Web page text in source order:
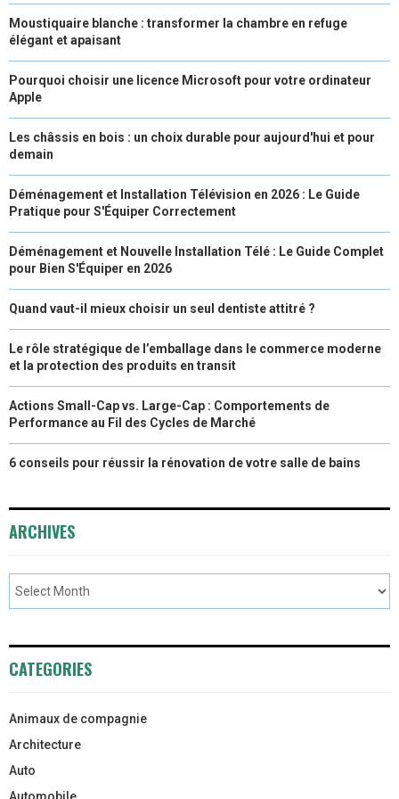
)
Moustiquaire blanche : transformer la chambre en refuge
élégant et apaisant
Pourquoi choisir une licence Microsoft pour votre ordinateur
Apple
Les châssis en bois : un choix durable pour aujourd'hui et pour
demain
Déménagement et Installation Télévision en 2026 : Le Guide
Pratique pour S'Équiper Correctement
Déménagement et Nouvelle Installation Télé : Le Guide Complet
pour Bien S'Équiper en 2026
Quand vaut-il mieux choisir un seul dentiste attitré ?
Le rôle stratégique de l’emballage dans le commerce moderne
et la protection des produits en transit
Actions Small-Cap vs. Large-Cap : Comportements de
Performance au Fil des Cycles de Marché
6 conseils pour réussir la rénovation de votre salle de bains
ARCHIVES
CATEGORIES
Animaux de compagnie
Architecture
Auto
Automobile